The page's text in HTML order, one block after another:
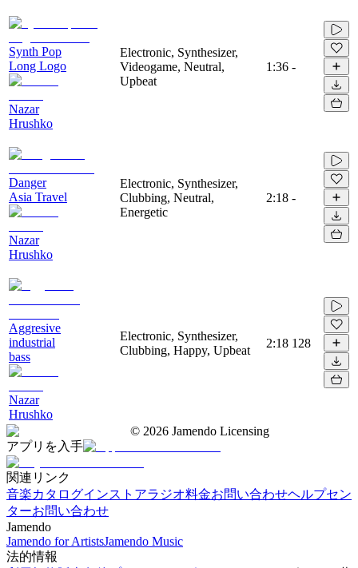
Synth Pop
Long Logo
Nazar
Hrushko
Electronic, Synthesizer,
Videogame, Neutral,
Upbeat
1:36 -
Danger
Asia Travel
Nazar
Hrushko
Electronic, Synthesizer,
Clubbing, Neutral,
Energetic
2:18 -
Aggresive
industrial
bass
Nazar
Hrushko
Electronic, Synthesizer,
Clubbing, Happy, Upbeat
2:18 128
© 2026 Jamendo Licensing
アプリを入手
関連リンク
音楽カタログインストアラジオ料金お問い合わせヘルプセン
ターお問い合わせ
Jamendo
Jamendo for ArtistsJamendo Music
法的情報